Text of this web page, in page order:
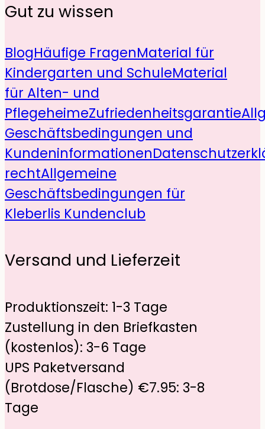
Gut zu wissen
BlogHäufige FragenMaterial für
Kindergarten und SchuleMaterial
für Alten- und
PflegeheimeZufriedenheitsgarantie
Geschäftsbedingungen und
Kundeninformationen
rechtAllgemeine
Geschäftsbedingungen für
Kleberlis Kundenclub
Versand und Lieferzeit
Produktionszeit: 1-3 Tage
Zustellung in den Briefkasten
(kostenlos): 3-6 Tage
UPS Paketversand
(Brotdose/Flasche) €7.95: 3-8
Tage